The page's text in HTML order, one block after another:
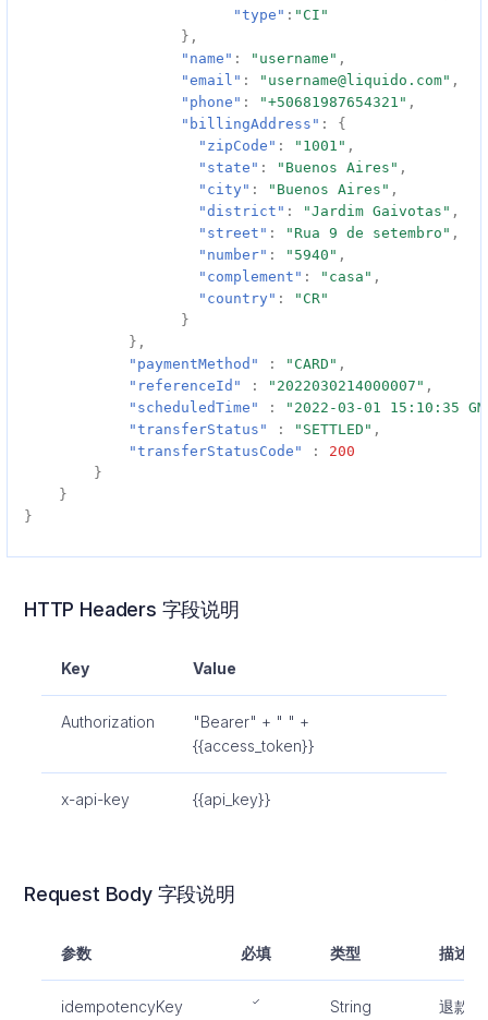
"type" : "CI"
},
"name" : "username" ,
"email" : "username@liquido.com" ,
"phone" : "+50681987654321" ,
"billingAddress" :
{
"zipCode" : "1001" ,
"state" : "Buenos Aires" ,
"city" : "Buenos Aires" ,
"district" : "Jardim Gaivotas" ,
"street" : "Rua 9 de setembro" ,
"number" : "5940" ,
"complement" : "casa" ,
"country" :
"CR"
}
},
"paymentMethod"
: "CARD" ,
"referenceId"
: "2022030214000007" ,
"scheduledTime"
:
"2022-03-01 15:10:35
"transferStatus"
: "SETTLED" ,
"transferStatusCode"
:
200
}
}
}
HTTP Headers 字段说明
Key Value
Authorization
"Bearer" + " " +
{{access_token}}
x-api-key {{api_key}}
Request Body 字段说明
参数 必填 类型 描述
idempotencyKey String 退款